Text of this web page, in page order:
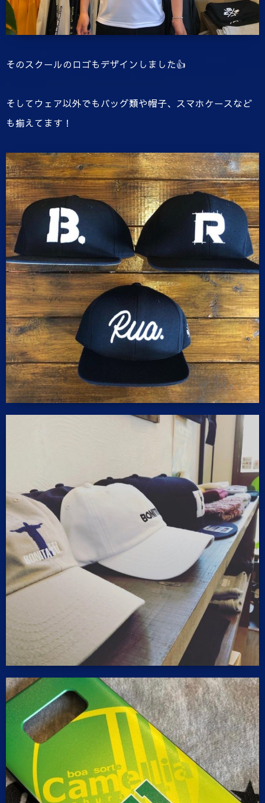
そのスクールのロゴもデザインしました👍
そしてウェア以外でもバッグ類や帽子、スマホケースなど
も揃えてます！